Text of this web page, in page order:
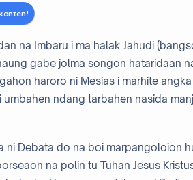
na Imbaru i ma halak Jahudi
gabe jolma songon hataridaan
haroro ni Mesias i marhite
ndang tarbahen nasida
ni Debata do na boi marpangoloion
na polin tu Tuhan Jesus